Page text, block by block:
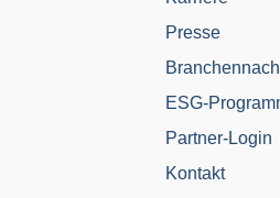
Presse
ESG-
Partner-Login
Kontakt